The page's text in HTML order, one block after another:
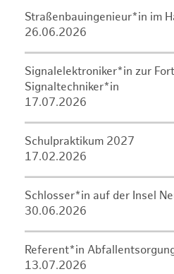
Straßenbauingenieur*in im
26.06.2026
Signalelektroniker*in zur
Signaltechniker*in
17.07.2026
Schulpraktikum 2027
17.02.2026
Schlosser*in auf der Insel
30.06.2026
Referent*in
13.07.2026